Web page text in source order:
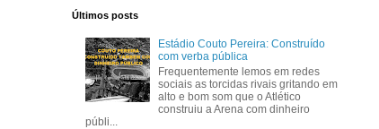
Últimos posts
Estádio Couto Pereira: Construído
com verba pública
Frequentemente lemos em redes
sociais as torcidas rivais gritando em
alto e bom som que o Atlético
construiu a Arena com dinheiro
públi...